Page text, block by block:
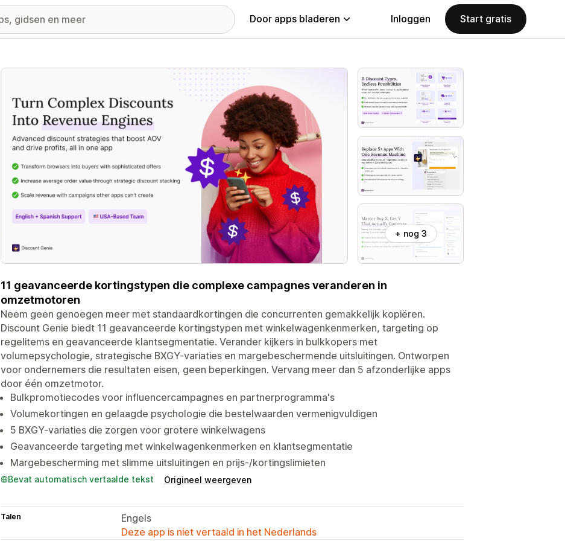
Door apps bladeren Inloggen Start gratis
Galerij met uitgelichte afbeeldingen
+ nog 3
11 geavanceerde kortingstypen die complexe campagnes veranderen in
omzetmotoren
Neem geen genoegen meer met standaardkortingen die concurrenten gemakkelijk kopiëren.
Discount Genie biedt 11 geavanceerde kortingstypen met winkelwagenkenmerken, targeting op
regelitems en geavanceerde klantsegmentatie. Verander kijkers in bulkkopers met
volumepsychologie, strategische BXGY-variaties en margebeschermende uitsluitingen. Ontworpen
voor ondernemers die resultaten eisen, geen beperkingen. Vervang meer dan 5 afzonderlijke apps
door één omzetmotor.
Bulkpromotiecodes voor influencercampagnes en partnerprogramma's
Volumekortingen en gelaagde psychologie die bestelwaarden vermenigvuldigen
5 BXGY-variaties die zorgen voor grotere winkelwagens
Geavanceerde targeting met winkelwagenkenmerken en klantsegmentatie
Margebescherming met slimme uitsluitingen en prijs-/kortingslimieten
Bevat automatisch vertaalde tekst Origineel weergeven
Talen
Engels
Deze app is niet vertaald in het Nederlands